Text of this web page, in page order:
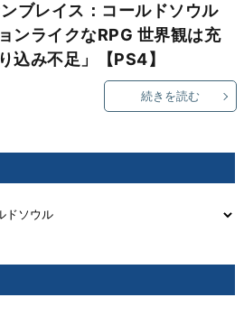
ブレイス：コールドソウル
ンライクなRPG 世界観は充
込み不足」【PS4】
続きを読む